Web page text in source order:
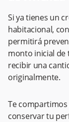
Si ya tienes un
habitacional,
permitirá
monto inicial de
recibir una
originalmente.
Te
conservar tu